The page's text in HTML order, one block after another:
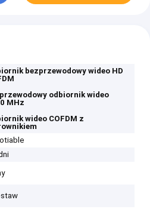
bezprzewodowy wideo HD
odbiornik wideo
MHz
wideo COFDM z